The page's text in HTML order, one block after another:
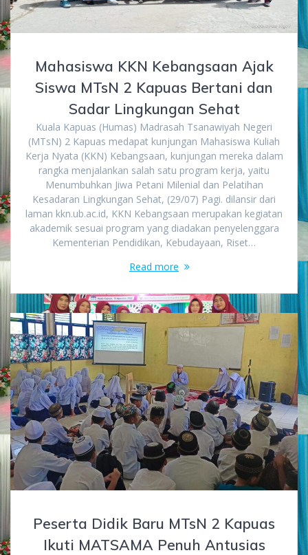
Mahasiswa KKN Kebangsaan Ajak
Siswa MTsN 2 Kapuas Bertani dan
Sadar Lingkungan Sehat
Kuala Kapuas (Humas) Madrasah Tsanawiyah Negeri
(MTsN) 2 Kapuas medapat kunjungan Mahasiswa Kuliah
Kerja Nyata (KKN) Kebangsaan, kunjungan mereka dalam
rangka menjalankan salah satu program kerja, yaitu
Menumbuhkan Jiwa Petani Milenial dan Pelatihan
Kesadaran Lingkungan Sehat, (29/07) Pagi. dilansir dari
laman kkn.ub.ac.id, KKN Kebangsaan merupakan kegiatan
akademik sesuai program yang diadakan penyelenggara
Kementerian Pendidikan, Kebudayaan, Riset…
Read more
Peserta Didik Baru MTsN 2 Kapuas
Ikuti MATSAMA Penuh Antusias